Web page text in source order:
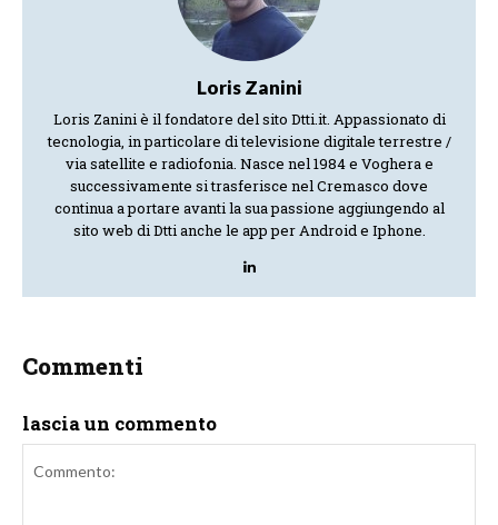
Loris Zanini
Loris Zanini è il fondatore del sito Dtti.it. Appassionato di
tecnologia, in particolare di televisione digitale terrestre /
via satellite e radiofonia. Nasce nel 1984 e Voghera e
successivamente si trasferisce nel Cremasco dove
continua a portare avanti la sua passione aggiungendo al
sito web di Dtti anche le app per Android e Iphone.
Commenti
lascia un commento